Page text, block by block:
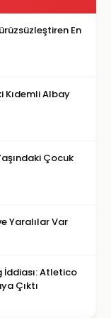
En
Kıdemli Albay
Çocuk
Yaralılar Var
İddiası: Atletico
Çıktı